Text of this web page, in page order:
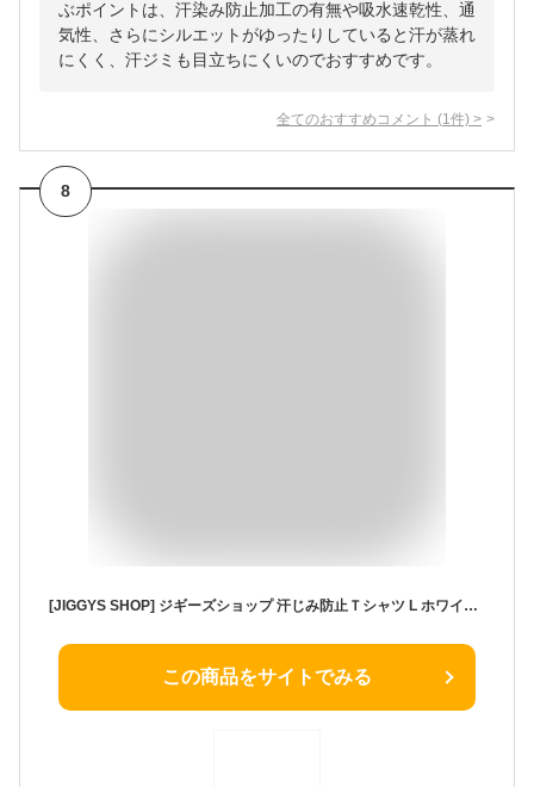
ぶポイントは、汗染み防止加工の有無や吸水速乾性、通
気性、さらにシルエットがゆったりしていると汗が蒸れ
にくく、汗ジミも目立ちにくいのでおすすめです。
全てのおすすめコメント (1 件) >
8
[JIGGYS SHOP] ジギーズショップ 汗じみ防止Ｔシャツ L ホワイト｜メンズ トップス TEE 無地 半袖 夏服 ゆったり オーバーサイズ 撥水加工 黒 白
この商品をサイトでみる